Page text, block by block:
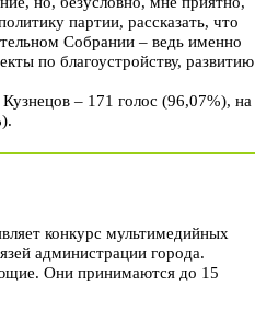
партии, рассказать, что
Собрании – ведь именно
по благоустройству, развитию
– 171 голос (96,07%), на
конкурс мультимедийных
администрации города.
Они принимаются до 15